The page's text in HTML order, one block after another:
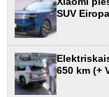
SUV
650 km (+